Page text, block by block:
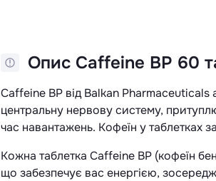
Опис Caffeine BP 60
Caffeine BP від ​​Balkan Pharmaceuticals
центральну нервову систему,
час навантажень. Кофеїн у таблетках
Кожна таблетка Caffeine BP (кофеїн
що забезпечує вас енергією,